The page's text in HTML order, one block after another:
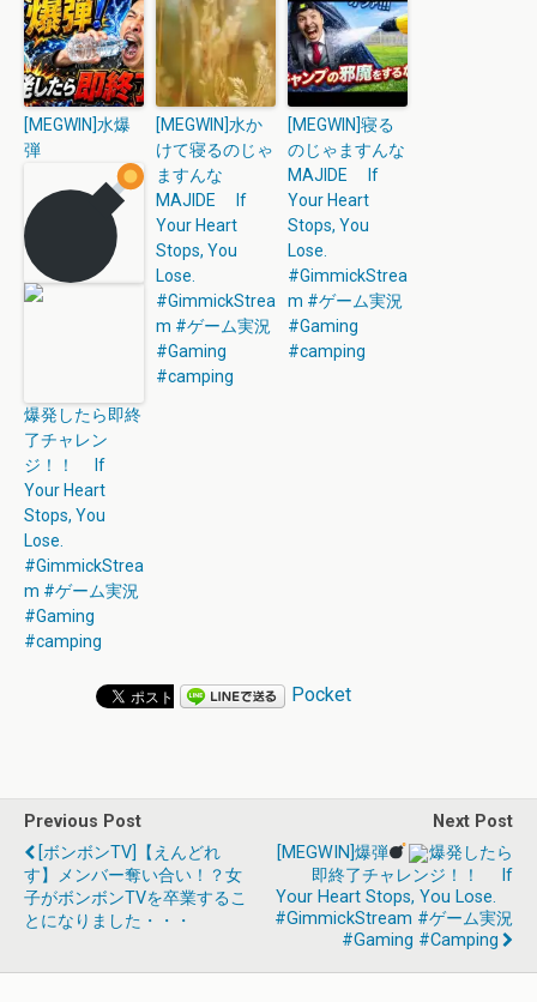
[MEGWIN]水爆
弾
爆発したら即終
了チャレン
ジ！！ If
Your Heart
Stops, You
Lose.
#GimmickStrea
m #ゲーム実況
#Gaming
#camping
[MEGWIN]水か
けて寝るのじゃ
ますんな
MAJIDE If
Your Heart
Stops, You
Lose.
#GimmickStrea
m #ゲーム実況
#Gaming
#camping
[MEGWIN]寝る
のじゃますんな
MAJIDE If
Your Heart
Stops, You
Lose.
#GimmickStrea
m #ゲーム実況
#Gaming
#camping
Pocket
Previous Post
[ボンボンTV]【えんどれ
す】メンバー奪い合い！？女
子がボンボンTVを卒業するこ
とになりました・・・
Next Post
[MEGWIN]爆弾
爆発したら
即終了チャレンジ！！ If
Your Heart Stops, You Lose.
#GimmickStream #ゲーム実況
#Gaming #camping